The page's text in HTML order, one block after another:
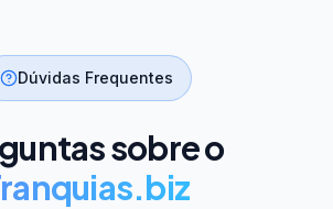
Dúvidas Frequentes
sobre o